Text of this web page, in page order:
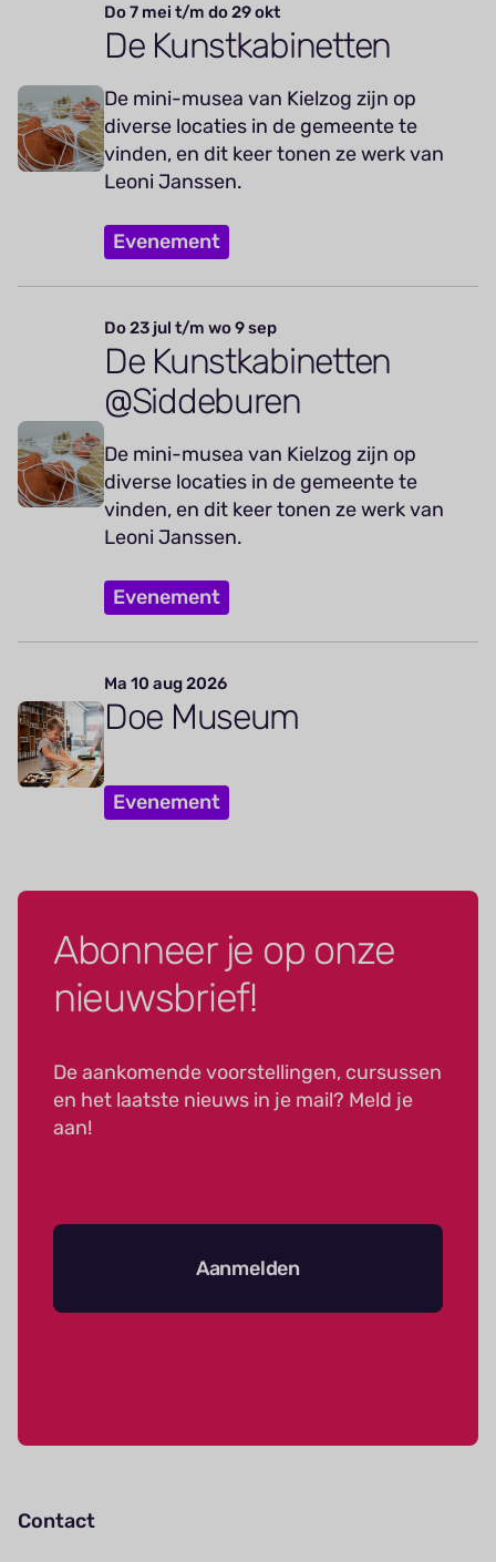
Do 7 mei t/m do 29 okt
De Kunstkabinetten
De mini-musea van Kielzog zijn op
diverse locaties in de gemeente te
vinden, en dit keer tonen ze werk van
Leoni Janssen.
Evenement
Do 23 jul t/m wo 9 sep
De Kunstkabinetten
@Siddeburen
De mini-musea van Kielzog zijn op
diverse locaties in de gemeente te
vinden, en dit keer tonen ze werk van
Leoni Janssen.
Evenement
Ma 10 aug 2026
Doe Museum
Evenement
Abonneer je op onze
nieuwsbrief!
De aankomende voorstellingen, cursussen
en het laatste nieuws in je mail? Meld je
aan!
Aanmelden
Contact